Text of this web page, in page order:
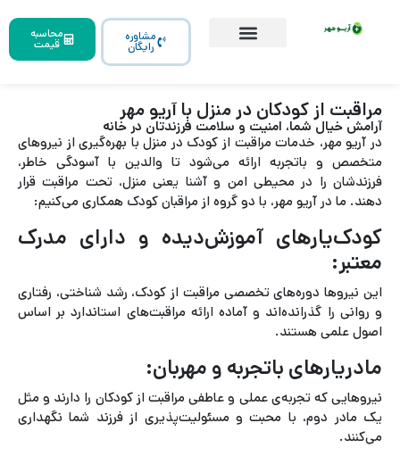
مشاوره
رایگان
محاسبه
قیمت
مراقبت از کودکان در منزل با آریو مهر
آرامش خیال شما، امنیت و سلامت فرزندتان در خانه
در آریو مهر، خدمات مراقبت از کودک در منزل با بهره‌گیری از نیروهای
متخصص و باتجربه ارائه می‌شود تا والدین با آسودگی خاطر،
فرزندشان را در محیطی امن و آشنا یعنی منزل، تحت مراقبت قرار
دهند. ما در آریو مهر، با دو گروه از مراقبان کودک همکاری می‌کنیم:
کودک‌یارهای آموزش‌دیده و دارای مدرک
معتبر:
این نیروها دوره‌های تخصصی مراقبت از کودک، رشد شناختی، رفتاری
و روانی را گذرانده‌اند و آماده ارائه مراقبت‌های استاندارد بر اساس
اصول علمی هستند.
مادریارهای باتجربه و مهربان:
نیروهایی که تجربه‌ی عملی و عاطفی مراقبت از کودکان را دارند و مثل
یک مادر دوم، با محبت و مسئولیت‌پذیری از فرزند شما نگهداری
می‌کنند.